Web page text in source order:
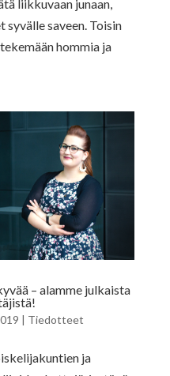
liikkuvaan junaan,
saveen. Toisin
hommia ja
– alamme julkaista
| Tiedotteet
ja